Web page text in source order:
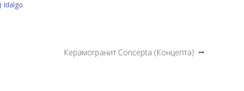
Idalgo
Керамогранит Concepta (Концепта)